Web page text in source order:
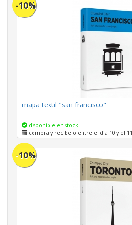
-10%
mapa textil "san francisco"
disponible en stock
compra y recíbelo entre el día 10 y el 11
-10%